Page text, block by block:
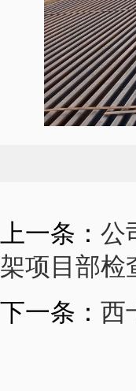
上一条： 公
架项目部检
下一条： 西